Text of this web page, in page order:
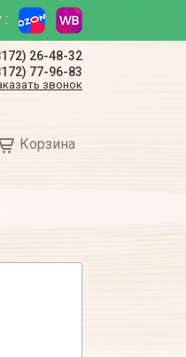
:
26-48-32
77-96-83
звонок
Корзина